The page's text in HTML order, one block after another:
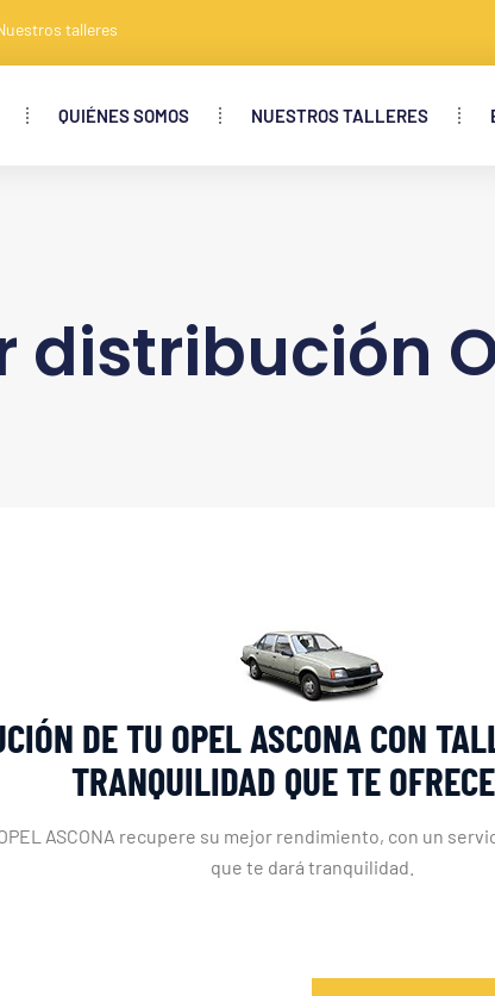
talleres
QUIÉNES SOMOS NUESTROS TALLERES
DE TU OPEL ASCONA CON
TRANQUILIDAD QUE TE
ASCONA recupere su mejor rendimiento, con un
que te dará tranquilidad.